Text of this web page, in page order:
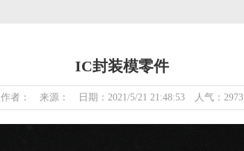
IC封装模零件
作者： 来源： 日期：2021/5/21 21:48:53 人气：2973